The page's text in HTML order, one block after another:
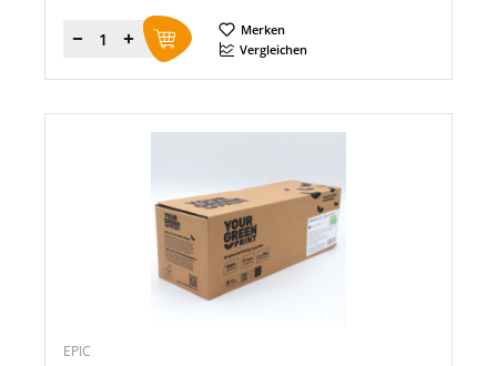
Menge
Merken
Vergleichen
EPIC